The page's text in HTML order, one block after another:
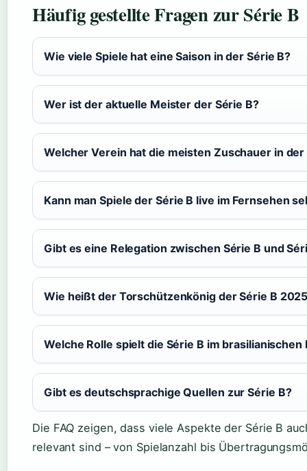
Häufig gestellte Fragen zur Série B
Wie viele Spiele hat eine Saison in der Série B?
Wer ist der aktuelle Meister der Série B?
Welcher Verein hat die meisten Zuschauer in der
Kann man Spiele der Série B live im Fernsehen
Gibt es eine Relegation zwischen Série B und
Wie heißt der Torschützenkönig der Série B
Welche Rolle spielt die Série B im brasilianischen
Gibt es deutschsprachige Quellen zur Série B?
Die FAQ zeigen, dass viele Aspekte der Série B
relevant sind – von Spielanzahl bis